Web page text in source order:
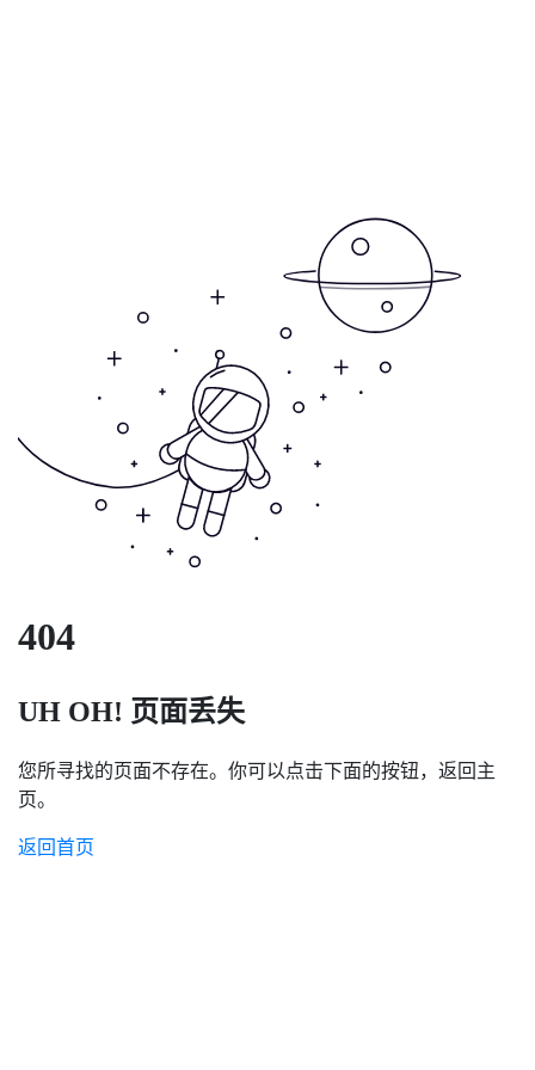
404
UH OH! 页面丢失
您所寻找的页面不存在。你可以点击下面的按钮，返回主
页。
返回首页